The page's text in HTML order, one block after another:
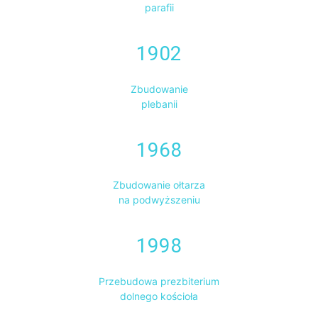
parafii
1902
Zbudowanie
plebanii
1968
Zbudowanie ołtarza
na podwyższeniu
1998
Przebudowa prezbiterium
dolnego kościoła